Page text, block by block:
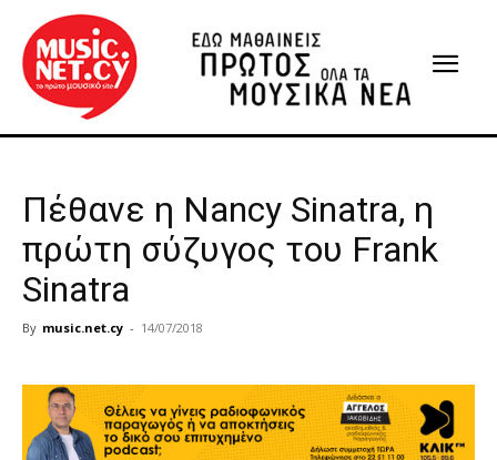
Πέθανε η Nancy Sinatra, η
πρώτη σύζυγος του Frank
Sinatra
By music.net.cy - 14/07/2018